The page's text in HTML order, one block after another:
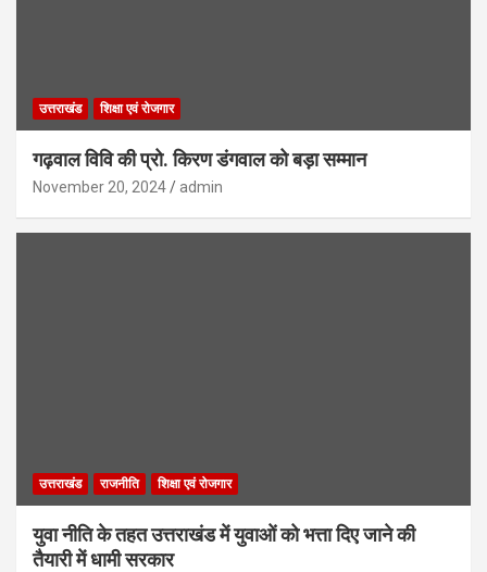
उत्तराखंड शिक्षा एवं रोजगार
गढ़वाल विवि की प्रो. किरण डंगवाल को बड़ा सम्मान
November 20, 2024 admin
उत्तराखंड राजनीति शिक्षा एवं रोजगार
युवा नीति के तहत उत्तराखंड में युवाओं को भत्ता दिए जाने की
तैयारी में धामी सरकार